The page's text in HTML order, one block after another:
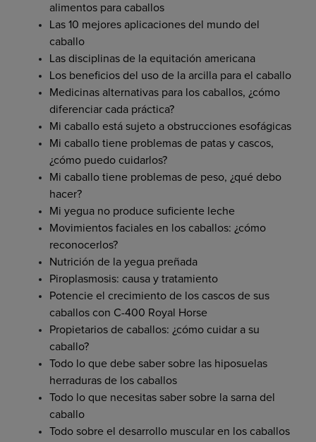
alimentos para caballos
Las 10 mejores aplicaciones del mundo del
caballo
Las disciplinas de la equitación americana
Los beneficios del uso de la arcilla para el caballo
Medicinas alternativas para los caballos, ¿cómo
diferenciar cada práctica?
Mi caballo está sujeto a obstrucciones esofágicas
Mi caballo tiene problemas de patas y cascos,
¿cómo puedo cuidarlos?
Mi caballo tiene problemas de peso, ¿qué debo
hacer?
Mi yegua no produce suficiente leche
Movimientos faciales en los caballos: ¿cómo
reconocerlos?
Nutrición de la yegua preñada
Piroplasmosis: causa y tratamiento
Potencie el crecimiento de los cascos de sus
caballos con C-400 Royal Horse
Propietarios de caballos: ¿cómo cuidar a su
caballo?
Todo lo que debe saber sobre las hiposuelas
herraduras de los caballos
Todo lo que necesitas saber sobre la sarna del
caballo
Todo sobre el desarrollo muscular en los caballos